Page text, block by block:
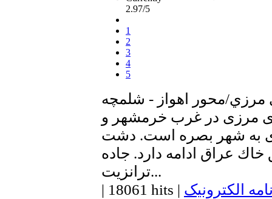
2.97/5
1
2
3
4
5
مرزي/محور اهواز - شلمچه
مرزی در غرب خرمشهر و
به شهر بصره است. دشت‌
عراق ادامه‌ دارد. جاده
ترانزیت...
| 18061 hits | الکترونیک